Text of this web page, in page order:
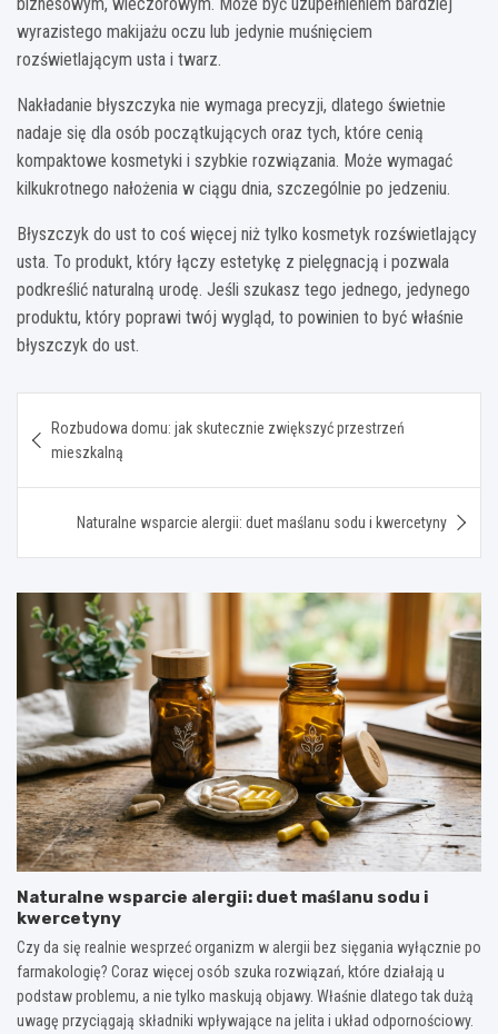
wyrazistego makijażu oczu lub jedynie muśnięciem
rozświetlającym usta i twarz.
Nakładanie błyszczyka nie wymaga precyzji, dlatego świetnie
nadaje się dla osób początkujących oraz tych, które cenią
kompaktowe kosmetyki i szybkie rozwiązania. Może wymagać
kilkukrotnego nałożenia w ciągu dnia, szczególnie po jedzeniu.
Błyszczyk do ust to coś więcej niż tylko kosmetyk rozświetlający
usta. To produkt, który łączy estetykę z pielęgnacją i pozwala
podkreślić naturalną urodę. Jeśli szukasz tego jednego, jedynego
produktu, który poprawi twój wygląd, to powinien to być właśnie
błyszczyk do ust.
wpisu
Rozbudowa domu: jak skutecznie zwiększyć przestrzeń
mieszkalną
Naturalne wsparcie alergii: duet maślanu sodu i kwercetyny
Naturalne wsparcie alergii: duet maślanu sodu i
kwercetyny
Czy da się realnie wesprzeć organizm w alergii bez sięgania wyłącznie po
farmakologię? Coraz więcej osób szuka rozwiązań, które działają u
podstaw problemu, a nie tylko maskują objawy. Właśnie dlatego tak dużą
uwagę przyciągają składniki wpływające na jelita i układ odpornościowy.